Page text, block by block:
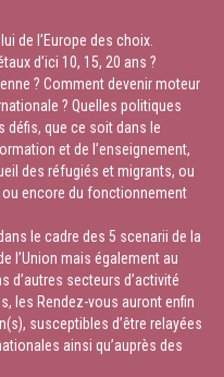
de l’Europe des choix.
d’ici 10, 15, 20 ans ?
? Comment devenir moteur
? Quelles politiques
défis, que ce soit dans le
et de l’enseignement,
des réfugiés et migrants, ou
encore du fonctionnement
le cadre des 5 scenarii de la
l’Union mais également au
d’autres secteurs d’activité
les Rendez-vous auront enfin
susceptibles d’être relayées
ainsi qu’auprès des